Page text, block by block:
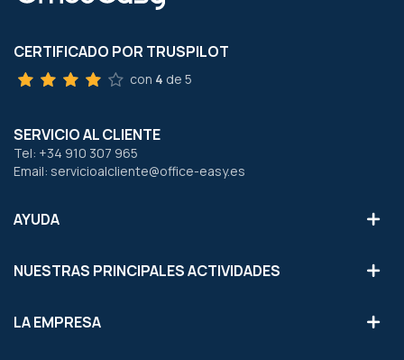
CERTIFICADO POR TRUSPILOT
con 4 de 5
SERVICIO AL CLIENTE
Tel: +34 910 307 965
Email: servicioalcliente@office-easy.es
AYUDA
NUESTRAS PRINCIPALES ACTIVIDADES
LA EMPRESA